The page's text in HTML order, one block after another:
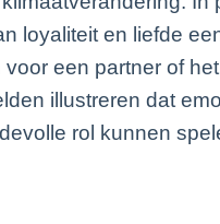
loyaliteit en liefde
een partner of
illustreren dat
rol kunnen